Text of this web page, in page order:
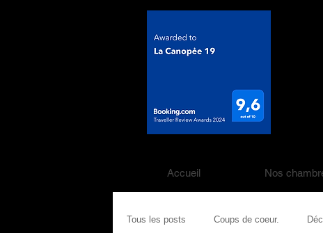
Accueil Nos
Tous les posts Coups de coeur.